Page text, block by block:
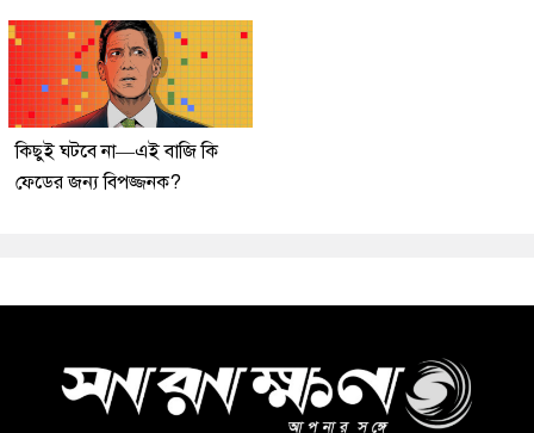
কিছুই ঘটবে না—এই বাজি কি
ফেডের জন্য বিপজ্জনক?